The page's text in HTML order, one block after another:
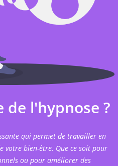
de l'hypnose ?
qui permet de travailler en
votre bien-être. Que ce soit pour
ou pour améliorer des